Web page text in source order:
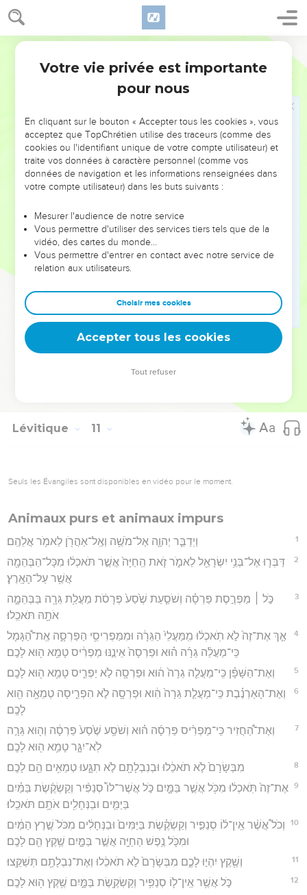
Lévitique 10
וַיְדַבֵּ֨ר מֹשֶׁ֜ה אֶֽל־אַהֲרֹ֗ן וְאֶ֣ל אֶ֠לְעָזָר וְאֶל־אִ֨יתָמָ֥ר ׀ בָּנָיו֮ הַנּֽוֹתָרִים֒ קְח֣וּ
אֶת־הַמִּנְחָ֗ה הַנּוֹתֶ֙רֶת֙ מֵאִשֵּׁ֣י יְהוָ֔ה וְאִכְל֥וּהָ מַצּ֖וֹת אֵ֣צֶל הַמִּזְבֵּ֑חַ כִּ֛י קֹ֥דֶשׁ
קָֽדָשִׁ֖ים הִֽוא׃
13
וַאֲכַלְתֶּ֤ם אֹתָהּ֙ בְּמָק֣וֹם קָדֹ֔שׁ כִּ֣י חָקְךָ֤ וְחָק־בָּנֶ֙יךָ֙ הִ֔וא מֵאִשֵּׁ֖י יְהוָ֑ה
14
וּבָנֶ֥יךָ וּבְנֹתֶ֖יךָ אִתָּ֑ךְ כִּֽי־חָקְךָ֤ וְחָק־בָּנֶ֙יךָ֙ נִתְּנ֔וּ מִזִּבְחֵ֥י שַׁלְמֵ֖י בְּנֵ֥י יִשְׂרָאֵֽל׃
שׁ֣וֹק הַתְּרוּמָ֞ה וַחֲזֵ֣ה הַתְּנוּפָ֗ה עַ֣ל אִשֵּׁ֤י הַחֲלָבִים֙ יָבִ֔יאוּ לְהָנִ֥יף תְּנוּפָ֖ה
לִפְנֵ֣י יְהוָ֑ה וְהָיָ֨ה לְךָ֜ וּלְבָנֶ֤יךָ אִתְּךָ֙ לְחָק־עוֹלָ֔ם כַּאֲשֶׁ֖ר צִוָּ֥ה יְהוָֽה׃
וְאֵ֣ת ׀ שְׂעִ֣יר הַֽחַטָּ֗את דָּרֹ֥שׁ דָּרַ֛שׁ מֹשֶׁ֖ה וְהִנֵּ֣ה שֹׂרָ֑ף וַ֠יִּקְצֹף
עַל־אֶלְעָזָ֤ר וְעַל־אִֽיתָמָר֙ בְּנֵ֣י אַהֲרֹ֔ן הַנּוֹתָרִ֖ם לֵאמֹֽר׃
מַדּ֗וּעַ לֹֽא־אֲכַלְתֶּ֤ם אֶת־הַֽחַטָּאת֙ בִּמְק֣וֹם הַקֹּ֔דֶשׁ כִּ֛י קֹ֥דֶשׁ קָֽדָשִׁ֖ים
הִ֑וא וְאֹתָ֣הּ ׀ נָתַ֣ן לָכֶ֗ם לָשֵׂאת֙ אֶת־עֲוֺ֣ן הָעֵדָ֔ה לְכַפֵּ֥ר עֲלֵיהֶ֖ם לִפְנֵ֥י יְהוָֽה׃
הֵ֚ן לֹא־הוּבָ֣א אֶת־דָּמָ֔הּ אֶל־הַקֹּ֖דֶשׁ פְּנִ֑ימָה אָכ֨וֹל תֹּאכְל֥וּ אֹתָ֛הּ בַּקֹּ֖דֶשׁ
כַּאֲשֶׁ֥ר צִוֵּֽיתִי׃
לִפְנֵ֣י יְהוָ֔ה וַתִּקְרֶ֥אנָה אֹתִ֖י כָּאֵ֑לֶּה וְאָכַ֤לְתִּי חַטָּאת֙ הַיּ֔וֹם הַיִּיטַ֖ב בְּעֵינֵ֥י
וַיִּשְׁמַ֣ע מֹשֶׁ֔ה וַיִּיטַ֖ב בְּעֵינָֽיו׃
Hébreu : © Westminster Leningrad Codex - tanach.us --- Grec : © 2010 by the
Lévitique 11
Seuls les Évangiles sont disponibles en vidéo pour le moment.
Animaux purs et animaux impurs
1 וַיְדַבֵּ֧ר יְהוָ֛ה אֶל־מֹשֶׁ֥ה וְאֶֽל־אַהֲרֹ֖ן לֵאמֹ֥ר אֲלֵהֶֽם׃
2
דַּבְּר֛וּ אֶל־בְּנֵ֥י יִשְׂרָאֵ֖ל לֵאמֹ֑ר זֹ֤את הַֽחַיָּה֙ אֲשֶׁ֣ר תֹּאכְל֔וּ מִכָּל־הַבְּהֵמָ֖ה
אֲשֶׁ֥ר עַל־הָאָֽרֶץ׃
3
כֹּ֣ל ׀ מַפְרֶ֣סֶת פַּרְסָ֗ה וְשֹׁסַ֤עַת שֶׁ֙סַע֙ פְּרָסֹ֔ת מַעֲלַ֥ת גֵּרָ֖ה בַּבְּהֵמָ֑ה
אֹתָ֖הּ תֹּאכֵֽלוּ׃
4
אַ֤ךְ אֶת־זֶה֙ לֹ֣א תֹֽאכְל֔וּ מִֽמַּעֲלֵי֙ הַגֵּרָ֔ה וּמִמַּפְרִיסֵ֖י הַפַּרְסָ֑ה אֶֽת־הַ֠גָּמָל
כִּֽי־מַעֲלֵ֨ה גֵרָ֜ה ה֗וּא וּפַרְסָה֙ אֵינֶ֣נּוּ מַפְרִ֔יס טָמֵ֥א ה֖וּא לָכֶֽם׃
5 וְאֶת־הַשָּׁפָ֗ן כִּֽי־מַעֲלֵ֤ה גֵרָה֙ ה֔וּא וּפַרְסָ֖ה לֹ֣א יַפְרִ֑יס טָמֵ֥א ה֖וּא לָכֶֽם׃
6
וְאֶת־הָאַרְנֶ֗בֶת כִּֽי־מַעֲלַ֤ת גֵּרָה֙ הִ֔וא וּפַרְסָ֖ה לֹ֣א הִפְרִ֑יסָה טְמֵאָ֥ה הִ֖וא
לָכֶֽם׃
7
וְאֶת־הַ֠חֲזִיר כִּֽי־מַפְרִ֨יס פַּרְסָ֜ה ה֗וּא וְשֹׁסַ֥ע שֶׁ֙סַע֙ פַּרְסָ֔ה וְה֖וּא גֵּרָ֣ה
לֹֽא־יִגָּ֑ר טָמֵ֥א ה֖וּא לָכֶֽם׃
8 מִבְּשָׂרָם֙ לֹ֣א תֹאכֵ֔לוּ וּבְנִבְלָתָ֖ם לֹ֣א תִגָּ֑עוּ טְמֵאִ֥ים הֵ֖ם לָכֶֽם׃
9
אֶת־זֶה֙ תֹּֽאכְל֔וּ מִכֹּ֖ל אֲשֶׁ֣ר בַּמָּ֑יִם כֹּ֣ל אֲשֶׁר־לוֹ֩ סְנַפִּ֨יר וְקַשְׂקֶ֜שֶׂת בַּמַּ֗יִם
בַּיַּמִּ֛ים וּבַנְּחָלִ֖ים אֹתָ֥ם תֹּאכֵֽלוּ׃
10
וְכֹל֩ אֲשֶׁ֨ר אֵֽין־ל֜וֹ סְנַפִּ֣יר וְקַשְׂקֶ֗שֶׂת בַּיַּמִּים֙ וּבַנְּחָלִ֔ים מִכֹּל֙ שֶׁ֣רֶץ הַמַּ֔יִם
וּמִכֹּ֛ל נֶ֥פֶשׁ הַחַיָּ֖ה אֲשֶׁ֣ר בַּמָּ֑יִם שֶׁ֥קֶץ הֵ֖ם לָכֶֽם׃
11 וְשֶׁ֖קֶץ יִהְי֣וּ לָכֶ֑ם מִבְּשָׂרָם֙ לֹ֣א תֹאכֵ֔לוּ וְאֶת־נִבְלָתָ֖ם תְּשַׁקֵּֽצוּ׃
12 כֹּ֣ל אֲשֶׁ֥ר אֵֽין־ל֛וֹ סְנַפִּ֥יר וְקַשְׂקֶ֖שֶׂת בַּמָּ֑יִם שֶׁ֥קֶץ ה֖וּא לָכֶֽם׃
Votre vie privée est importante
pour nous
En cliquant sur le bouton « Accepter tous les cookies », vous
acceptez que TopChrétien utilise des traceurs (comme des
cookies ou l'identifiant unique de votre compte utilisateur) et
traite vos données à caractère personnel (comme vos
données de navigation et les informations renseignées dans
votre compte utilisateur) dans les buts suivants :
Mesurer l'audience de notre service
Vous permettre d'utiliser des services tiers tels que de la
vidéo, des cartes du monde…
Vous permettre d'entrer en contact avec notre service de
relation aux utilisateurs.
Choisir mes cookies
Accepter tous les cookies
Tout refuser